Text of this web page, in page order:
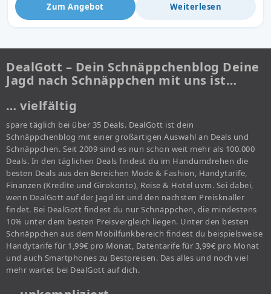
Zum Angebot Weiterlesen
DealGott – Dein Schnäppchenblog Deine
Jagd nach Schnäppchen mit uns ist…
… vielfältig
spare täglich bei über 35 Deals. DealGott ist dein
Schnäppchenblog mit einer großartigen Auswahl an Deals und
Schnäppchen. Seit 2009 sind es nun schon weit mehr als 100.000
Deals. In den täglichen Deals findest du im Handumdrehen die
besten Deals aus den Bereichen Mode & Fashion, Handytarife,
Finanzen (Kredite und Girokonto), Reise & Hotel uvm. Sei dabei,
wenn DealGott auf der Jagd ist und den nächsten Preisknaller
findet. Bei DealGott findest du nur Schnäppchen, die mindestens
10% unter dem besten Preisvergleich liegen. Unter den besten
Schnäppchen aus dem Mobilfunkbereich findest du beispielsweise
Handytarife für 1,99€ pro Monat, Datentarife für 3,99€ pro Monat
und auch Smartphones zu Bestpreisen. Das alles und noch viel
mehr wartet bei DealGott auf dich.